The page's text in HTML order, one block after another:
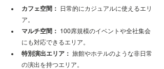
カフェ空間：
日常的にカジュアルに使えるエリ
ア。
マルチ空間： 100席規模のイベントや全社集会
にも対応できるエリア。
特別演出エリア： 旅館やホテルのような非日常
の演出を持つエリア。